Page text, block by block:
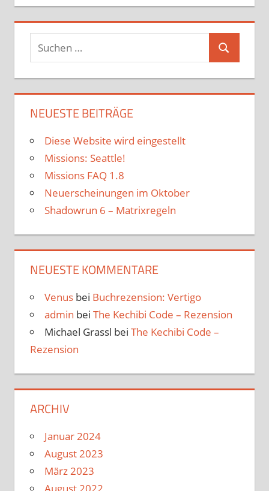
Suchen
nach:
Suchen
NEUESTE BEITRÄGE
Diese Website wird eingestellt
Missions: Seattle!
Missions FAQ 1.8
Neuerscheinungen im Oktober
Shadowrun 6 – Matrixregeln
NEUESTE KOMMENTARE
Venusbei Buchrezension: Vertigo
admin bei The Kechibi Code – Rezension
Michael Grassl bei The Kechibi Code –
Rezension
ARCHIV
Januar 2024
August 2023
März 2023